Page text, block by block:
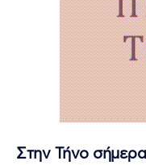
Στην Τήνο